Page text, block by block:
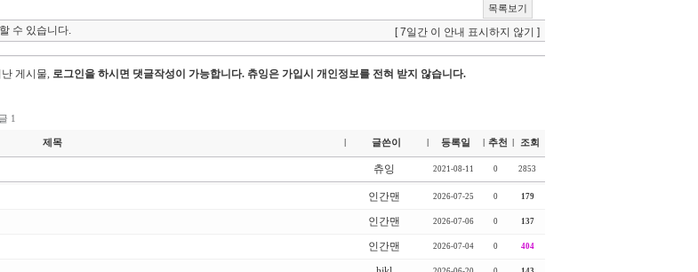
목록보기
수 있습니다. [ 7일간 이 안내 표시하지 않기 ]
게시물, 로그인을 하시면 댓글작성이 가능합니다. 츄잉은 가입시 개인정보를 전혀 받지 않습니다.
1
제목 글쓴이 등록일 추천 조회
츄잉 2021-08-11 0 2853
인간맨 2026-07-25 0 179
인간맨 2026-07-06 0 137
인간맨 2026-07-04 0 404